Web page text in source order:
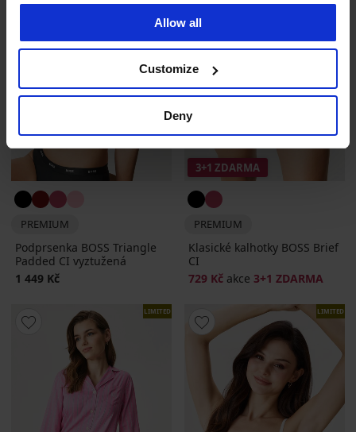
Allow all
Customize
Deny
PREMIUM
Podprsenka BOSS Triangle
Padded CI vyztužená
1 449 Kč
3+1 ZDARMA
PREMIUM
Klasické kalhotky BOSS Brief
CI
729 Kč akce 3+1 ZDARMA
LIMITED LIMITED